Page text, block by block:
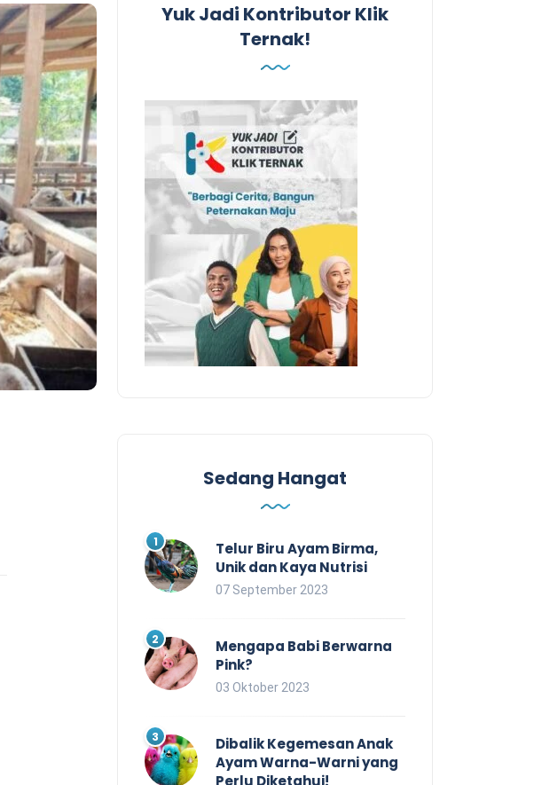
Yuk Jadi Kontributor Klik
Ternak!
Sedang Hangat
Telur Biru Ayam Birma,
Unik dan Kaya Nutrisi
07 September 2023
Mengapa Babi Berwarna
Pink?
03 Oktober 2023
Dibalik Kegemesan Anak
Ayam Warna-Warni yang
Perlu Diketahui!